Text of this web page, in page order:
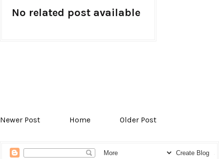
No related post available
Newer Post Home Older Post